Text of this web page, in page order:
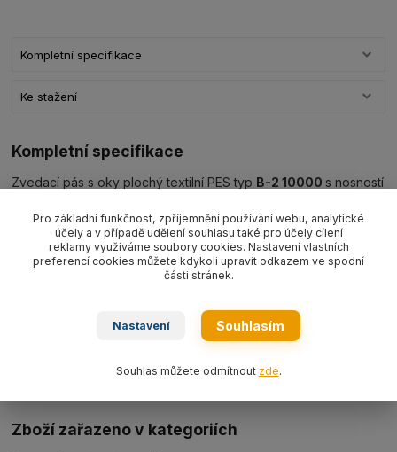
Kompletní specifikace
Ke stažení
Kompletní specifikace
Zvedací pás s oky plochý textilní PES typ B-2 10000s nosností
WLL10 000kg,dvouvrstvý dle EN 1492-1.
Tabulka nosností - zvedací pásy typ BSB
Zboží zařazeno v kategoriích
Pro základní funkčnost, zpříjemnění používání webu, analytické
účely a v případě udělení souhlasu také pro účely cílení
reklamy využíváme soubory cookies. Nastavení vlastních
preferencí cookies můžete kdykoli upravit odkazem ve spodní
části stránek.
Nastavení Souhlasím
Souhlas můžete odmítnout zde.